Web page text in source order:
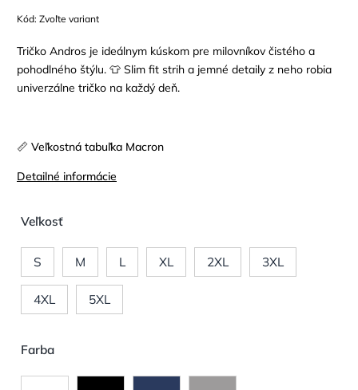
Kód: Zvoľte variant
Tričko Andros je ideálnym kúskom pre milovníkov čistého a
pohodlného štýlu. 👕 Slim fit strih a jemné detaily z neho robia
univerzálne tričko na každý deň.
📏 Veľkostná tabuľka Macron
Detailné informácie
Veľkosť
S M L XL 2XL 3XL
4XL 5XL
Farba